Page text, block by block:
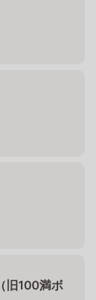
旧100満ボ